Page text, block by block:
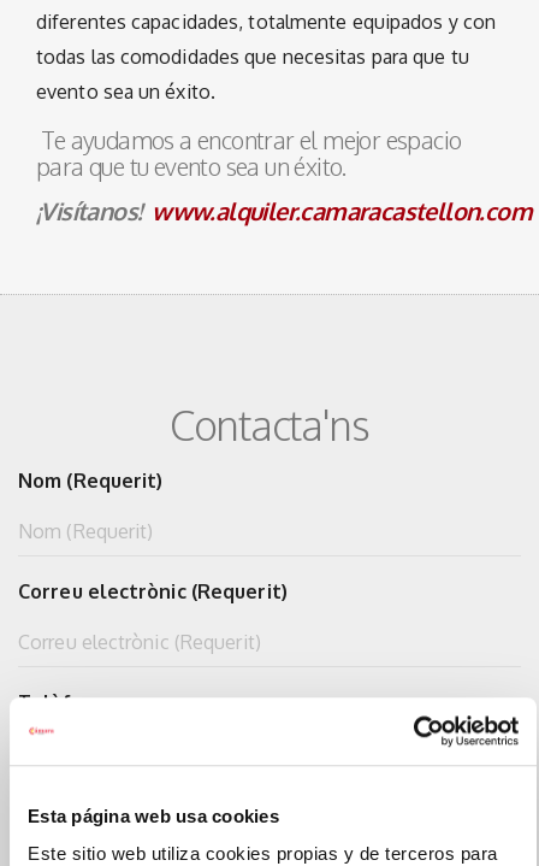
Esta página web usa cookies
Este sitio web utiliza cookies propias y de terceros para
diferentes capacidades, totalmente equipados y con
todas las comodidades que necesitas para que tu
evento sea un éxito.
Te ayudamos a encontrar el mejor espacio
para que tu evento sea un éxito.
¡Visítanos! www.alquiler.camaracastellon.com
Contacta'ns
Nom (Requerit)
Correu electrònic (Requerit)
Telèfon
Missatge (Requerit)